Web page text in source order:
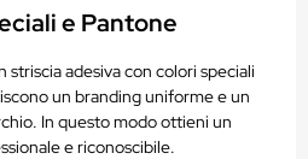
e Pantone
striscia adesiva con colori speciali
un branding uniforme e un
In questo modo ottieni un
e riconoscibile.